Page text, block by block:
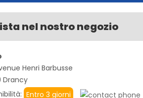
nel nostro negozio
Henri Barbusse
Drancy
Entro 3 giorni